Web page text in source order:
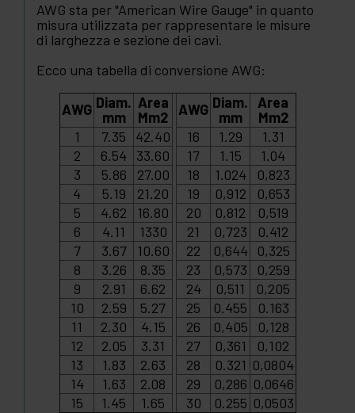
AWG sta per "American Wire Gauge" in quanto
misura utilizzata per rappresentare le misure
di larghezza e sezione dei cavi.
Ecco una tabella di conversione AWG:
AWG Diam.
mm
Area
Mm2
AWG Diam.
mm
Area
Mm2
1
7.35 42.40 16 1.29
1.31
2
6.54 33.60 17 1.15
1.04
3
5.86 27.00 18 1.024
0,823
4
5.19 21.20 19 0,912
0,653
5
4.62 16.80 20 0,812
0,519
6
4.11 1330 21 0,723
0.412
7
3.67 10.60 22 0,644
0,325
8
3.26 8.35 23 0,573
0,259
9
2.91 6.62 24 0,511
0,205
10
2.59 5.27 25 0.455
0.163
11
2.30 4.15 26 0,405
0,128
12
2.05 3.31 27 0,361
0,102
13
1.83 2.63 28 0.321 0,0804
14
1.63 2.08 29 0,286 0,0646
15
1.45 1.65 30 0.255 0,0503